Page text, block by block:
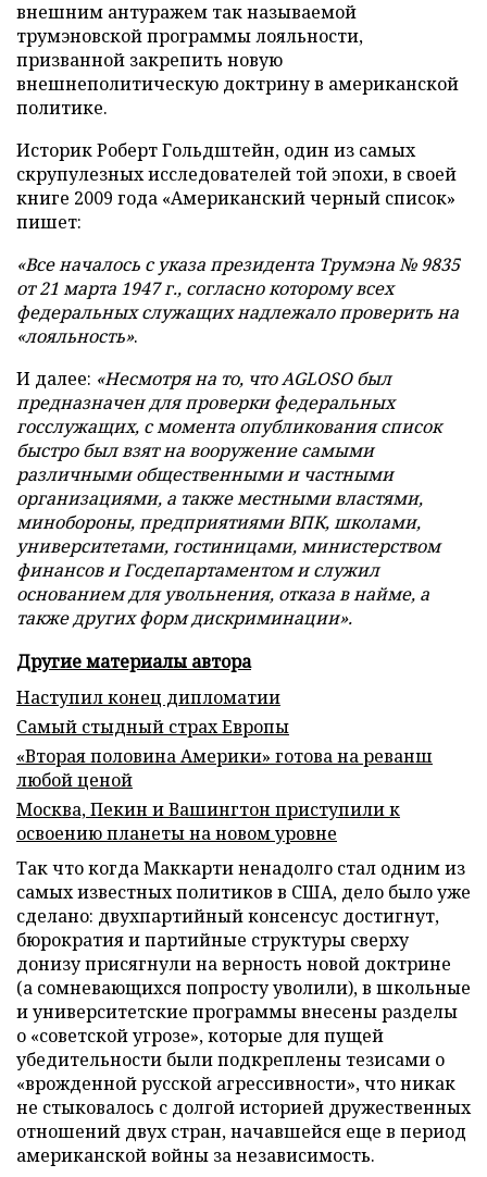
внешним антуражем так называемой
трумэновской программы лояльности,
призванной закрепить новую
внешнеполитическую доктрину в американской
политике.
Историк Роберт Гольдштейн, один из самых
скрупулезных исследователей той эпохи, в своей
книге 2009 года «Американский черный список»
пишет:
«Все началось с указа президента Трумэна № 9835
от 21 марта 1947 г., согласно которому всех
федеральных служащих надлежало проверить на
«лояльность».
И далее: «Несмотря на то, что AGLOSO был
предназначен для проверки федеральных
госслужащих, с момента опубликования список
быстро был взят на вооружение самыми
различными общественными и частными
организациями, а также местными властями,
минобороны, предприятиями ВПК, школами,
университетами, гостиницами, министерством
финансов и Госдепартаментом и служил
основанием для увольнения, отказа в найме, а
также других форм дискриминации».
Другие материалы автора
Наступил конец дипломатии
Самый стыдный страх Европы
«Вторая половина Америки» готова на реванш
любой ценой
Москва, Пекин и Вашингтон приступили к
освоению планеты на новом уровне
Так что когда Маккарти ненадолго стал одним из
самых известных политиков в США, дело было уже
сделано: двухпартийный консенсус достигнут,
бюрократия и партийные структуры сверху
донизу присягнули на верность новой доктрине
(а сомневающихся попросту уволили), в школьные
и университетские программы внесены разделы
о «советской угрозе», которые для пущей
убедительности были подкреплены тезисами о
«врожденной русской агрессивности», что никак
не стыковалось с долгой историей дружественных
отношений двух стран, начавшейся еще в период
американской войны за независимость.